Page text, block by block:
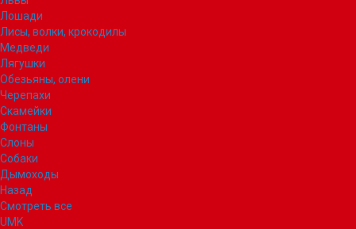
Лошади
Лисы, волки, крокодилы
Медведи
Лягушки
Обезьяны, олени
Черепахи
Скамейки
Фонтаны
Слоны
Собаки
Дымоходы
Назад
Смотреть все
UMK